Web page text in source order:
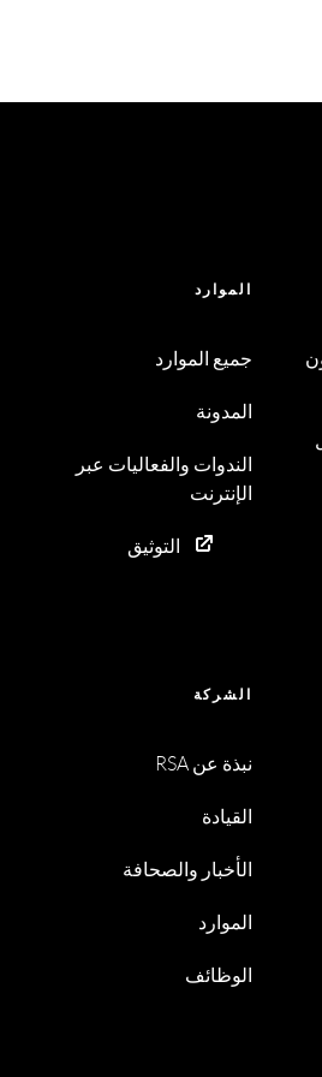
الموارد
جميع الموارد
المدونة
الندوات والفعاليات عبر
الإنترنت
التوثيق
الشركة
نبذة عن RSA
القيادة
الأخبار والصحافة
الموارد
الوظائف